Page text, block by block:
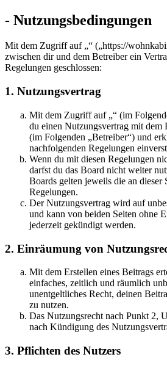
- Nutzungsbedingungen
Mit dem Zugriff auf „“ („https://
zwischen dir und dem Betreiber ein
Regelungen geschlossen:
1. Nutzungsvertrag
Mit dem Zugriff auf „“ (im
du einen Nutzungsvertrag mit dem
(im Folgenden „Betreiber“) und
nachfolgenden Regelungen
Wenn du mit diesen Regelungen
darfst du das Board nicht weiter
Boards gelten jeweils die an dieser
Regelungen.
Der Nutzungsvertrag wird auf
und kann von beiden Seiten ohne
jederzeit gekündigt werden.
2. Einräumung von
Mit dem Erstellen eines Beitrags
einfaches, zeitlich und räumlich
unentgeltliches Recht, deinen
zu nutzen.
Das Nutzungsrecht nach Punkt 2,
nach Kündigung des
3. Pflichten des Nutzers